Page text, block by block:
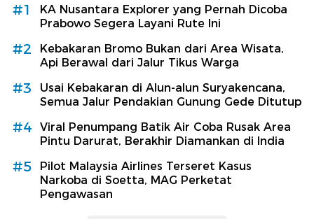
#1
KA Nusantara Explorer yang Pernah Dicoba
Prabowo Segera Layani Rute Ini
#2
Kebakaran Bromo Bukan dari Area Wisata,
Api Berawal dari Jalur Tikus Warga
#3
Usai Kebakaran di Alun-alun Suryakencana,
Semua Jalur Pendakian Gunung Gede Ditutup
#4
Viral Penumpang Batik Air Coba Rusak Area
Pintu Darurat, Berakhir Diamankan di India
#5
Pilot Malaysia Airlines Terseret Kasus
Narkoba di Soetta, MAG Perketat
Pengawasan